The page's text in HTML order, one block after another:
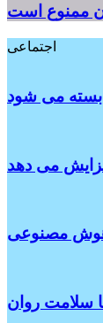
ممنوع است
اجتماعی
بسته می شود
هوش مصنوعی
سلامت روان